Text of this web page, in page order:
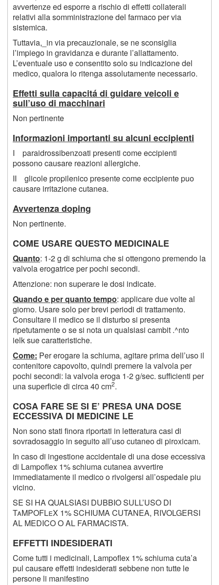
avvertenze ed esporre a rischio di effetti collaterali
relativi alla somministrazione del farmaco per via
sistemica.
Tuttavia,_in via precauzionale, se ne sconsiglia
l’impiego in gravidanza e durante l’allattamento.
L’eventuale uso e consentito solo su indicazione del
medico, qualora lo ritenga assolutamente necessario.
Effetti sulla capacitá di guidare veicoli e
sull’uso di macchinari
Non pertinente
Informazioni importanti su alcuni eccipienti
I paraidrossibenzoati presenti come eccipienti
possono causare reazioni allergiche.
II glicole propilenico presente come eccipiente puo
causare irritazione cutanea.
Avvertenza doping
Non pertinente.
COME USARE QUESTO MEDICINALE
Quanto: 1-2 g di schiuma che si ottengono premendo la
valvola erogatrice per pochi secondi.
Attenzione: non superare le dosi indicate.
Quando e per quanto tempo: applicare due volte al
giorno. Usare solo per brevi periodi di trattamento.
Consultare il medico se il disturbo si presenta
ripetutamente o se si nota un qualsiasi cambit .^nto
ielk sue caratteristiche.
Come: Per erogare la schiuma, agitare prima dell’uso il
contenitore capovolto, quindi premere la valvola per
pochi secondi: la valvola eroga 1-2 g/sec. sufficienti per
una superficie di circa 40 cm2.
COSA FARE SE SI E’ PRESA UNA DOSE
ECCESSIVA DI MEDICINE LE
Non sono stati finora riportati in letteratura casi di
sovradosaggio in seguito all’uso cutaneo di piroxicam.
In caso di ingestione accidentale di una dose eccessiva
di Lampoflex 1% schiuma cutanea avvertire
immediatamente il medico o rivolgersi all’ospedale piu
vicino.
SE SI HA QUALSIASI DUBBIO SULL’USO DI
TaMPOFLeX 1% SCHIUMA CUTANEA, RIVOLGERSI
AL MEDICO O AL FARMACISTA.
EFFETTI INDESIDERATI
Come tutti i medicinali, Lampoflex 1% schiuma cuta’a
pul causare effetti indesiderati sebbene non tutte le
persone li manifestino